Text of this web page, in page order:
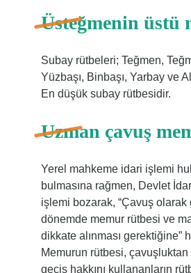
Üsteğmenin üstü
Subay rütbeleri; Teğmen,
Yüzbaşı, Binbaşı, Yarbay ve
En düşük subay rütbesidir.
Uzman çavuş
Yerel mahkeme idari işlemi
bulmasına rağmen, Devlet
işlemi bozarak, “Çavuş olarak
dönemde memur rütbesi ve
dikkate alınması gerektiğine”
Memurun rütbesi,
geçiş hakkını kullananların